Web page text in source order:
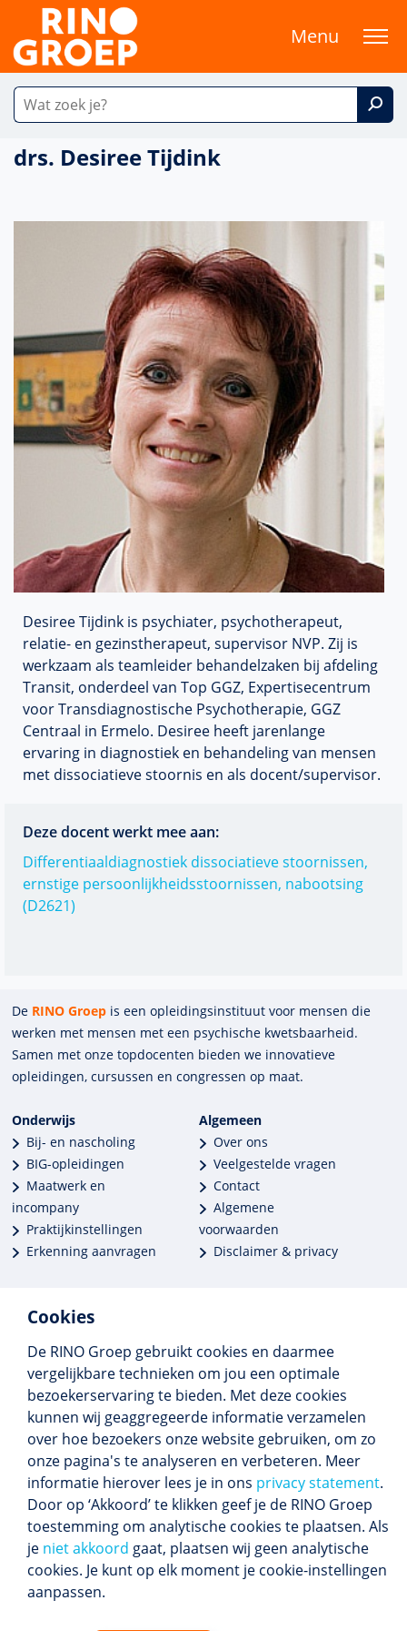
Cookies
De RINO Groep gebruikt cookies en daarmee
vergelijkbare technieken om jou een optimale
bezoekerservaring te bieden. Met deze cookies
kunnen wij geaggregeerde informatie verzamelen
over hoe bezoekers onze website gebruiken, om zo
onze pagina's te analyseren en verbeteren. Meer
informatie hierover lees je in ons privacy statement.
Door op ‘Akkoord’ te klikken geef je de RINO Groep
toestemming om analytische cookies te plaatsen. Als
je niet akkoord gaat, plaatsen wij geen analytische
cookies. Je kunt op elk moment je cookie-instellingen
aanpassen.
Menu
drs. Desiree Tijdink
Desiree Tijdink is psychiater, psychotherapeut,
relatie- en gezinstherapeut, supervisor NVP. Zij is
werkzaam als teamleider behandelzaken bij afdeling
Transit, onderdeel van Top GGZ, Expertisecentrum
voor Transdiagnostische Psychotherapie, GGZ
Centraal in Ermelo. Desiree heeft jarenlange
ervaring in diagnostiek en behandeling van mensen
met dissociatieve stoornis en als docent/supervisor.
Deze docent werkt mee aan:
Differentiaaldiagnostiek dissociatieve stoornissen,
ernstige persoonlijkheidsstoornissen, nabootsing
(D2621)
De RINO Groep is een opleidings­insti­tuut voor mensen die
werken met mensen met een psychische kwets­baar­heid.
Samen met onze top­docenten bieden we innova­tieve
opleidingen, cursussen en congres­sen op maat.
Onderwijs
Bij- en nascholing
BIG-opleidingen
Maatwerk en
incompany
Praktijkinstellingen
Erkenning aanvragen
Algemeen
Over ons
Veelgestelde vragen
Contact
Algemene
voorwaarden
Disclaimer & privacy
Meer dan 250 opleidingen
Alle BIG-opleidingen in huis
Cedeo-erkend en CRKBO-geregistreerd
Gemiddelde beoordeling 8,4
Volg ons
Blijf op de hoogte van het (nieuwe) scholings­
aanbod en ons laatste nieuws.